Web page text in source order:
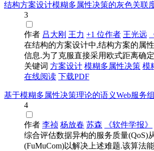
结构方案设计模糊多属性决策的灰色关联
3
作者 吕大刚 王力 +1 位作者 王光远
在结构的方案设计中,结构方案的属
信息.为了克服直接采用欧式距离确
关键词 方案设计 模糊多属性决策 模
在线阅读 下载PDF
基于模糊多属性决策理论的语义Web服务
4
作者 李祯 杨放春 苏森 《软件学报》
综合评估数据异构的服务质量(QoS)
(FuMuCom)以解决上述难题.该算法